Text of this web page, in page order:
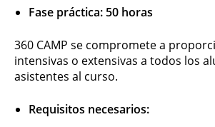
Fase práctica: 50 horas
360 CAMP se compromete a
intensivas o extensivas a todos los
asistentes al curso.
Requisitos necesarios: